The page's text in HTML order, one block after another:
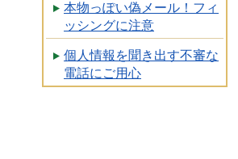
本物っぽい偽メール！フィ
ッシングに注意
個人情報を聞き出す不審な
電話にご用心